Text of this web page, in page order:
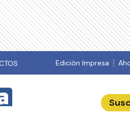
Edición Impresa